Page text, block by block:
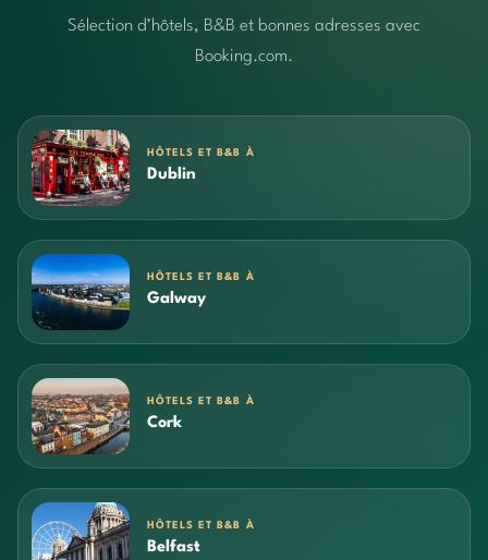
Sélection d’hôtels, B&B et bonnes adresses avec
Booking.com.
HÔTELS ET B&B À
Dublin
HÔTELS ET B&B À
Galway
HÔTELS ET B&B À
Cork
HÔTELS ET B&B À
Belfast